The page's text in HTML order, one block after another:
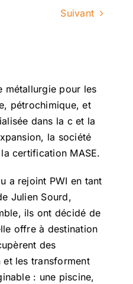
Suivant
métallurgie pour les
pétrochimique, et
dans la c et la
la société
certification MASE.
a rejoint PWI en tant
Julien Sourd,
ils ont décidé de
offre à destination
des
et les transforment
: une piscine,